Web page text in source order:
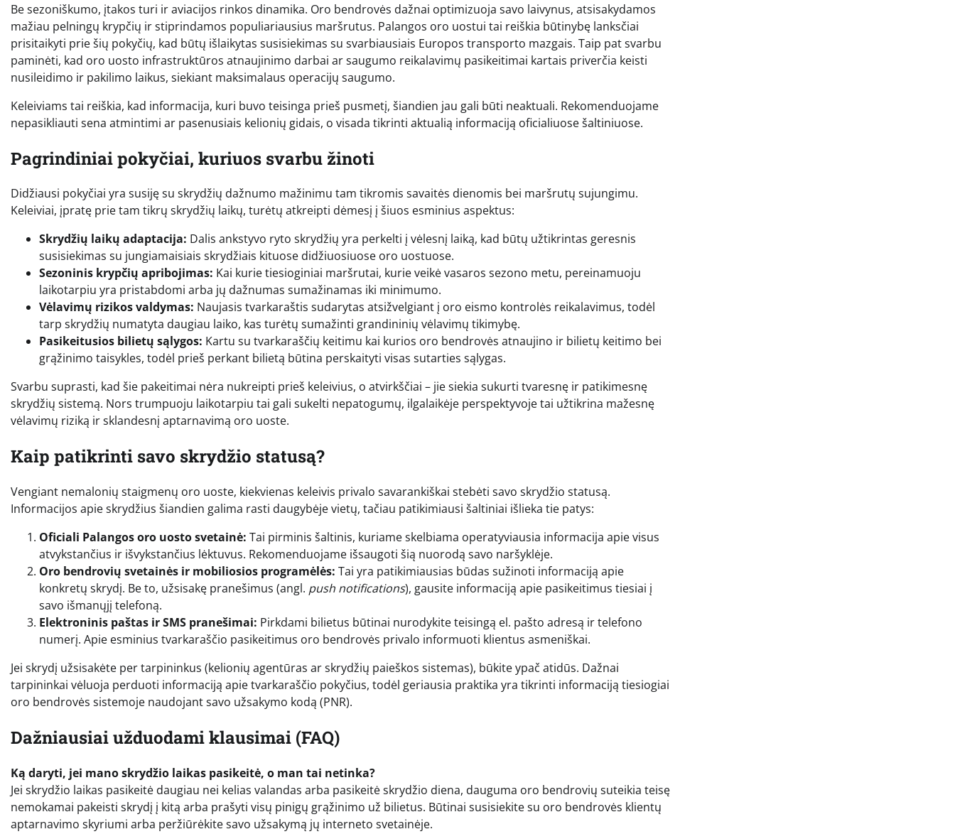
Be sezoniškumo, įtakos turi ir aviacijos rinkos dinamika. Oro bendrovės dažnai optimizuoja savo laivynus, atsisakydamos
mažiau pelningų krypčių ir stiprindamos populiariausius maršrutus. Palangos oro uostui tai reiškia būtinybę lanksčiai
prisitaikyti prie šių pokyčių, kad būtų išlaikytas susisiekimas su svarbiausiais Europos transporto mazgais. Taip pat svarbu
paminėti, kad oro uosto infrastruktūros atnaujinimo darbai ar saugumo reikalavimų pasikeitimai kartais priverčia keisti
nusileidimo ir pakilimo laikus, siekiant maksimalaus operacijų saugumo.
Keleiviams tai reiškia, kad informacija, kuri buvo teisinga prieš pusmetį, šiandien jau gali būti neaktuali. Rekomenduojame
nepasikliauti sena atmintimi ar pasenusiais kelionių gidais, o visada tikrinti aktualią informaciją oficialiuose šaltiniuose.
Pagrindiniai pokyčiai, kuriuos svarbu žinoti
Didžiausi pokyčiai yra susiję su skrydžių dažnumo mažinimu tam tikromis savaitės dienomis bei maršrutų sujungimu.
Keleiviai, įpratę prie tam tikrų skrydžių laikų, turėtų atkreipti dėmesį į šiuos esminius aspektus:
Skrydžių laikų adaptacija: Dalis ankstyvo ryto skrydžių yra perkelti į vėlesnį laiką, kad būtų užtikrintas geresnis
susisiekimas su jungiamaisiais skrydžiais kituose didžiuosiuose oro uostuose.
Sezoninis krypčių apribojimas: Kai kurie tiesioginiai maršrutai, kurie veikė vasaros sezono metu, pereinamuoju
laikotarpiu yra pristabdomi arba jų dažnumas sumažinamas iki minimumo.
Vėlavimų rizikos valdymas: Naujasis tvarkaraštis sudarytas atsižvelgiant į oro eismo kontrolės reikalavimus, todėl
tarp skrydžių numatyta daugiau laiko, kas turėtų sumažinti grandininių vėlavimų tikimybę.
Pasikeitusios bilietų sąlygos: Kartu su tvarkaraščių keitimu kai kurios oro bendrovės atnaujino ir bilietų keitimo bei
grąžinimo taisykles, todėl prieš perkant bilietą būtina perskaityti visas sutarties sąlygas.
Svarbu suprasti, kad šie pakeitimai nėra nukreipti prieš keleivius, o atvirkščiai – jie siekia sukurti tvaresnę ir patikimesnę
skrydžių sistemą. Nors trumpuoju laikotarpiu tai gali sukelti nepatogumų, ilgalaikėje perspektyvoje tai užtikrina mažesnę
vėlavimų riziką ir sklandesnį aptarnavimą oro uoste.
Kaip patikrinti savo skrydžio statusą?
Vengiant nemalonių staigmenų oro uoste, kiekvienas keleivis privalo savarankiškai stebėti savo skrydžio statusą.
Informacijos apie skrydžius šiandien galima rasti daugybėje vietų, tačiau patikimiausi šaltiniai išlieka tie patys:
Oficiali Palangos oro uosto svetainė: Tai pirminis šaltinis, kuriame skelbiama operatyviausia informacija apie visus
atvykstančius ir išvykstančius lėktuvus. Rekomenduojame išsaugoti šią nuorodą savo naršyklėje.
Oro bendrovių svetainės ir mobiliosios programėlės: Tai yra patikimiausias būdas sužinoti informaciją apie
konkretų skrydį. Be to, užsisakę pranešimus (angl. push notifications), gausite informaciją apie pasikeitimus tiesiai į
savo išmanųjį telefoną.
Elektroninis paštas ir SMS pranešimai: Pirkdami bilietus būtinai nurodykite teisingą el. pašto adresą ir telefono
numerį. Apie esminius tvarkaraščio pasikeitimus oro bendrovės privalo informuoti klientus asmeniškai.
Jei skrydį užsisakėte per tarpininkus (kelionių agentūras ar skrydžių paieškos sistemas), būkite ypač atidūs. Dažnai
tarpininkai vėluoja perduoti informaciją apie tvarkaraščio pokyčius, todėl geriausia praktika yra tikrinti informaciją tiesiogiai
oro bendrovės sistemoje naudojant savo užsakymo kodą (PNR).
Dažniausiai užduodami klausimai (FAQ)
Ką daryti, jei mano skrydžio laikas pasikeitė, o man tai netinka?
Jei skrydžio laikas pasikeitė daugiau nei kelias valandas arba pasikeitė skrydžio diena, dauguma oro bendrovių suteikia teisę
nemokamai pakeisti skrydį į kitą arba prašyti visų pinigų grąžinimo už bilietus. Būtinai susisiekite su oro bendrovės klientų
aptarnavimo skyriumi arba peržiūrėkite savo užsakymą jų interneto svetainėje.